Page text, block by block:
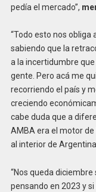
pedía el mercado”,
“Todo esto nos obliga
sabiendo que la
a la incertidumbre
gente. Pero acá me
recorriendo el país y
creciendo
cabe duda que a
AMBA era el motor
al interior de
“Nos queda
pensando en 2023 y